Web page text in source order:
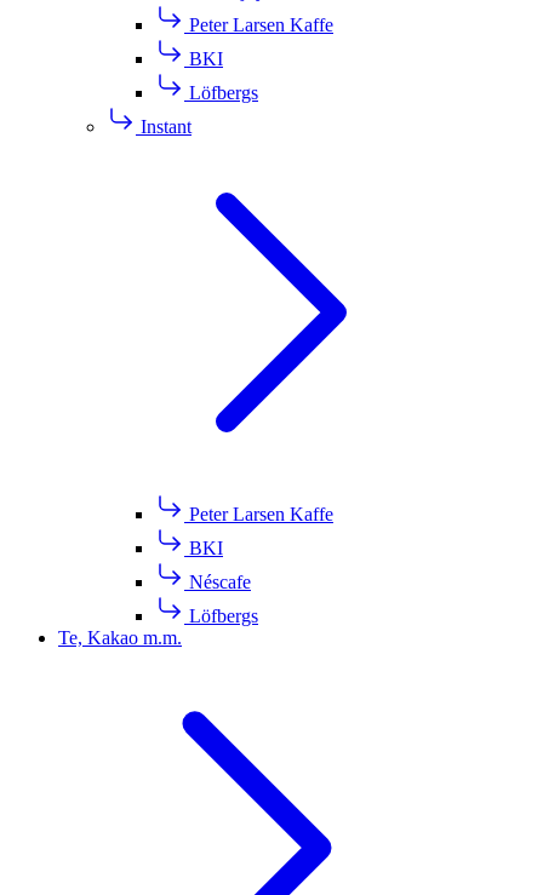
Peter Larsen Kaffe
BKI
Löfbergs
Instant
Peter Larsen Kaffe
BKI
Néscafe
Löfbergs
Te, Kakao m.m.